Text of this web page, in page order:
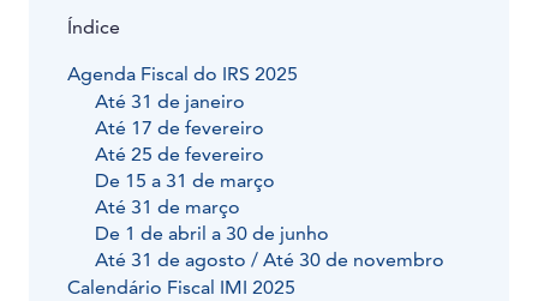
Índice
Agenda Fiscal do IRS 2025
Até 31 de janeiro
Até 17 de fevereiro
Até 25 de fevereiro
De 15 a 31 de março
Até 31 de março
De 1 de abril a 30 de junho
Até 31 de agosto / Até 30 de novembro
Calendário Fiscal IMI 2025